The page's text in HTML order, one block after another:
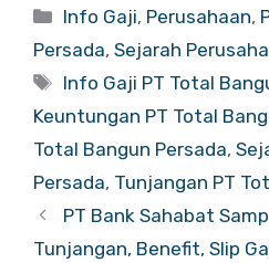
Categories
Info Gaji, Perusahaan,
Persada, Sejarah
Tags
Info Gaji PT Total
Keuntungan PT Total
Total Bangun Persada,
Persada, Tunjangan PT
PT Bank Sahabat
Tunjangan, Benefit, Slip